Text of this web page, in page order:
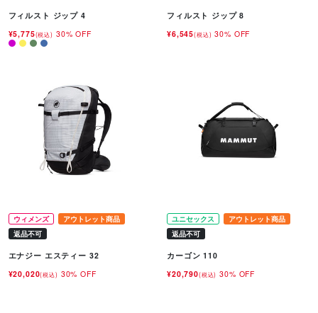
フィルスト ジップ 4
¥5,775(税込) 30% OFF
フィルスト ジップ 8
¥6,545(税込) 30% OFF
ウィメンズ
アウトレット商品
返品不可
エナジー エスティー 32
¥20,020(税込) 30% OFF
ユニセックス
アウトレット商品
返品不可
カーゴン 110
¥20,790(税込) 30% OFF